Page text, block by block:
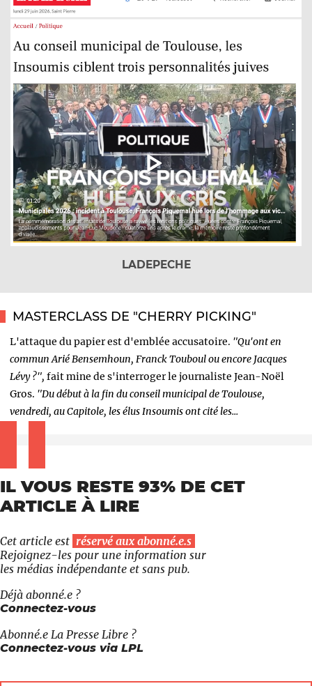
LADEPECHE
MASTERCLASS DE "CHERRY PICKING"
L'attaque du papier est d'emblée accusatoire. "Qu'ont en
commun Arié Bensemhoun, Franck Touboul ou encore Jacques
Lévy ?", fait mine de s'interroger le journaliste Jean-Noël
Gros. "Du début à la fin du conseil municipal de Toulouse,
vendredi, au Capitole, les élus Insoumis ont cité les...
IL VOUS RESTE 93% DE CET
ARTICLE À LIRE
Cet article est réservé aux abonné.e.s
Rejoignez-les pour une information sur
les médias indépendante et sans pub.
Déjà abonné.e ?
Connectez-vous
Abonné.e La Presse Libre ?
Connectez-vous via LPL